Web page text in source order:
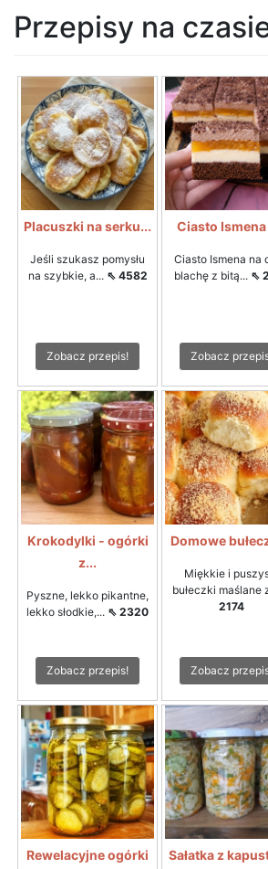
Przepisy na
Placuszki na serku...
Jeśli szukasz pomysłu
na szybkie, a... ⇖ 4582
Zobacz przepis!
Ciasto Ismena
Ciasto Ismena na
blachę z bitą... ⇖
Zobacz
Krokodylki - ogórki
z...
Pyszne, lekko pikantne,
lekko słodkie,... ⇖ 2320
Zobacz przepis!
Domowe
Miękkie i
bułeczki maślane
2174
Zobacz
Rewelacyjne ogórki
Sałatka z